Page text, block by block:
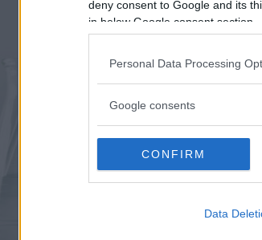
deny consent to Google and its
in below Google consent section.
Personal Data Processing
Google consents
CONFIRM
Data